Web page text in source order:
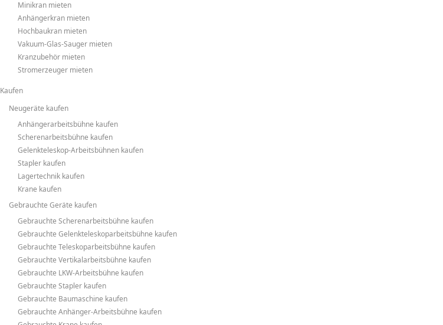
Minikran mieten
Anhängerkran mieten
Hochbaukran mieten
Vakuum-Glas-Sauger mieten
Kranzubehör mieten
Stromerzeuger mieten
Kaufen
Neugeräte kaufen
Anhängerarbeitsbühne kaufen
Scherenarbeitsbühne kaufen
Gelenkteleskop-Arbeitsbühnen kaufen
Stapler kaufen
Lagertechnik kaufen
Krane kaufen
Gebrauchte Geräte kaufen
Gebrauchte Scherenarbeitsbühne kaufen
Gebrauchte Gelenkteleskoparbeitsbühne kaufen
Gebrauchte Teleskoparbeitsbühne kaufen
Gebrauchte Vertikalarbeitsbühne kaufen
Gebrauchte LKW-Arbeitsbühne kaufen
Gebrauchte Stapler kaufen
Gebrauchte Baumaschine kaufen
Gebrauchte Anhänger-Arbeitsbühne kaufen